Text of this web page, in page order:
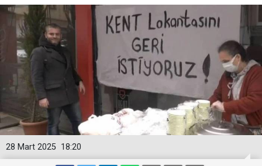
18:20
28 Mart 2025